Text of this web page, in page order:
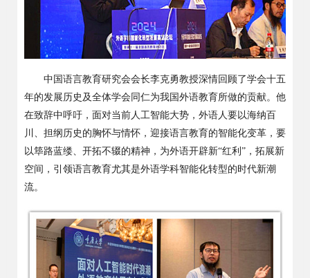
中国语言教育研究会会长李克勇教授深情回顾了学会十五
年的发展历史及全体学会同仁为我国外语教育所做的贡献。他
在致辞中呼吁，面对当前人工智能大势，外语人要以海纳百
川、担纲历史的胸怀与情怀，迎接语言教育的智能化变革，要
以筚路蓝缕、开拓不辍的精神，为外语开辟新“红利”，拓展新
空间，引领语言教育尤其是外语学科智能化转型的时代新潮
流。